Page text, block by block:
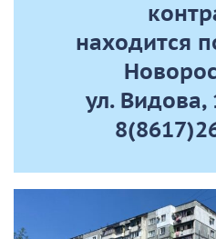
находится
ул. Видова,